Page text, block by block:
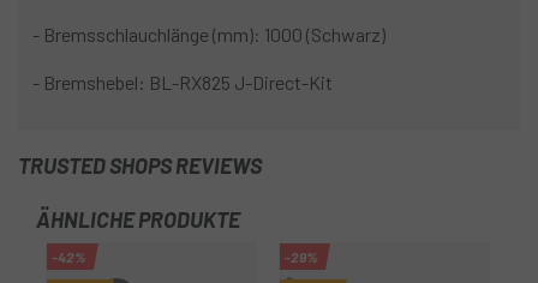
- Bremsschlauchlänge (mm): 1000 (Schwarz)
- Bremshebel: BL-RX825 J-Direct-Kit
TRUSTED SHOPS REVIEWS
ÄHNLICHE PRODUKTE
-42% -29%